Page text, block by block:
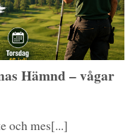
Hämnd – vågar
och mes[...]